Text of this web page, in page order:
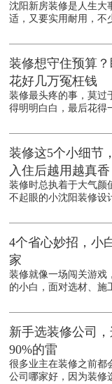
沈阳新房装修是人生大
适，又要实用耐用，不
装修想守住预算
花好几万冤枉钱
装修最头疼的事，莫过
得明明白白，最后花得
装修这5个小细节
入住后越用越真香
装修时总执着于大气颜
不起眼的小沈阳装修设
4个省心妙招，小
家
装修就像一场闯关游戏
的小白，面对选材、施
新手选装修公司
90%的雷
很多业主在装修之前都
公司哪家好，因为装修